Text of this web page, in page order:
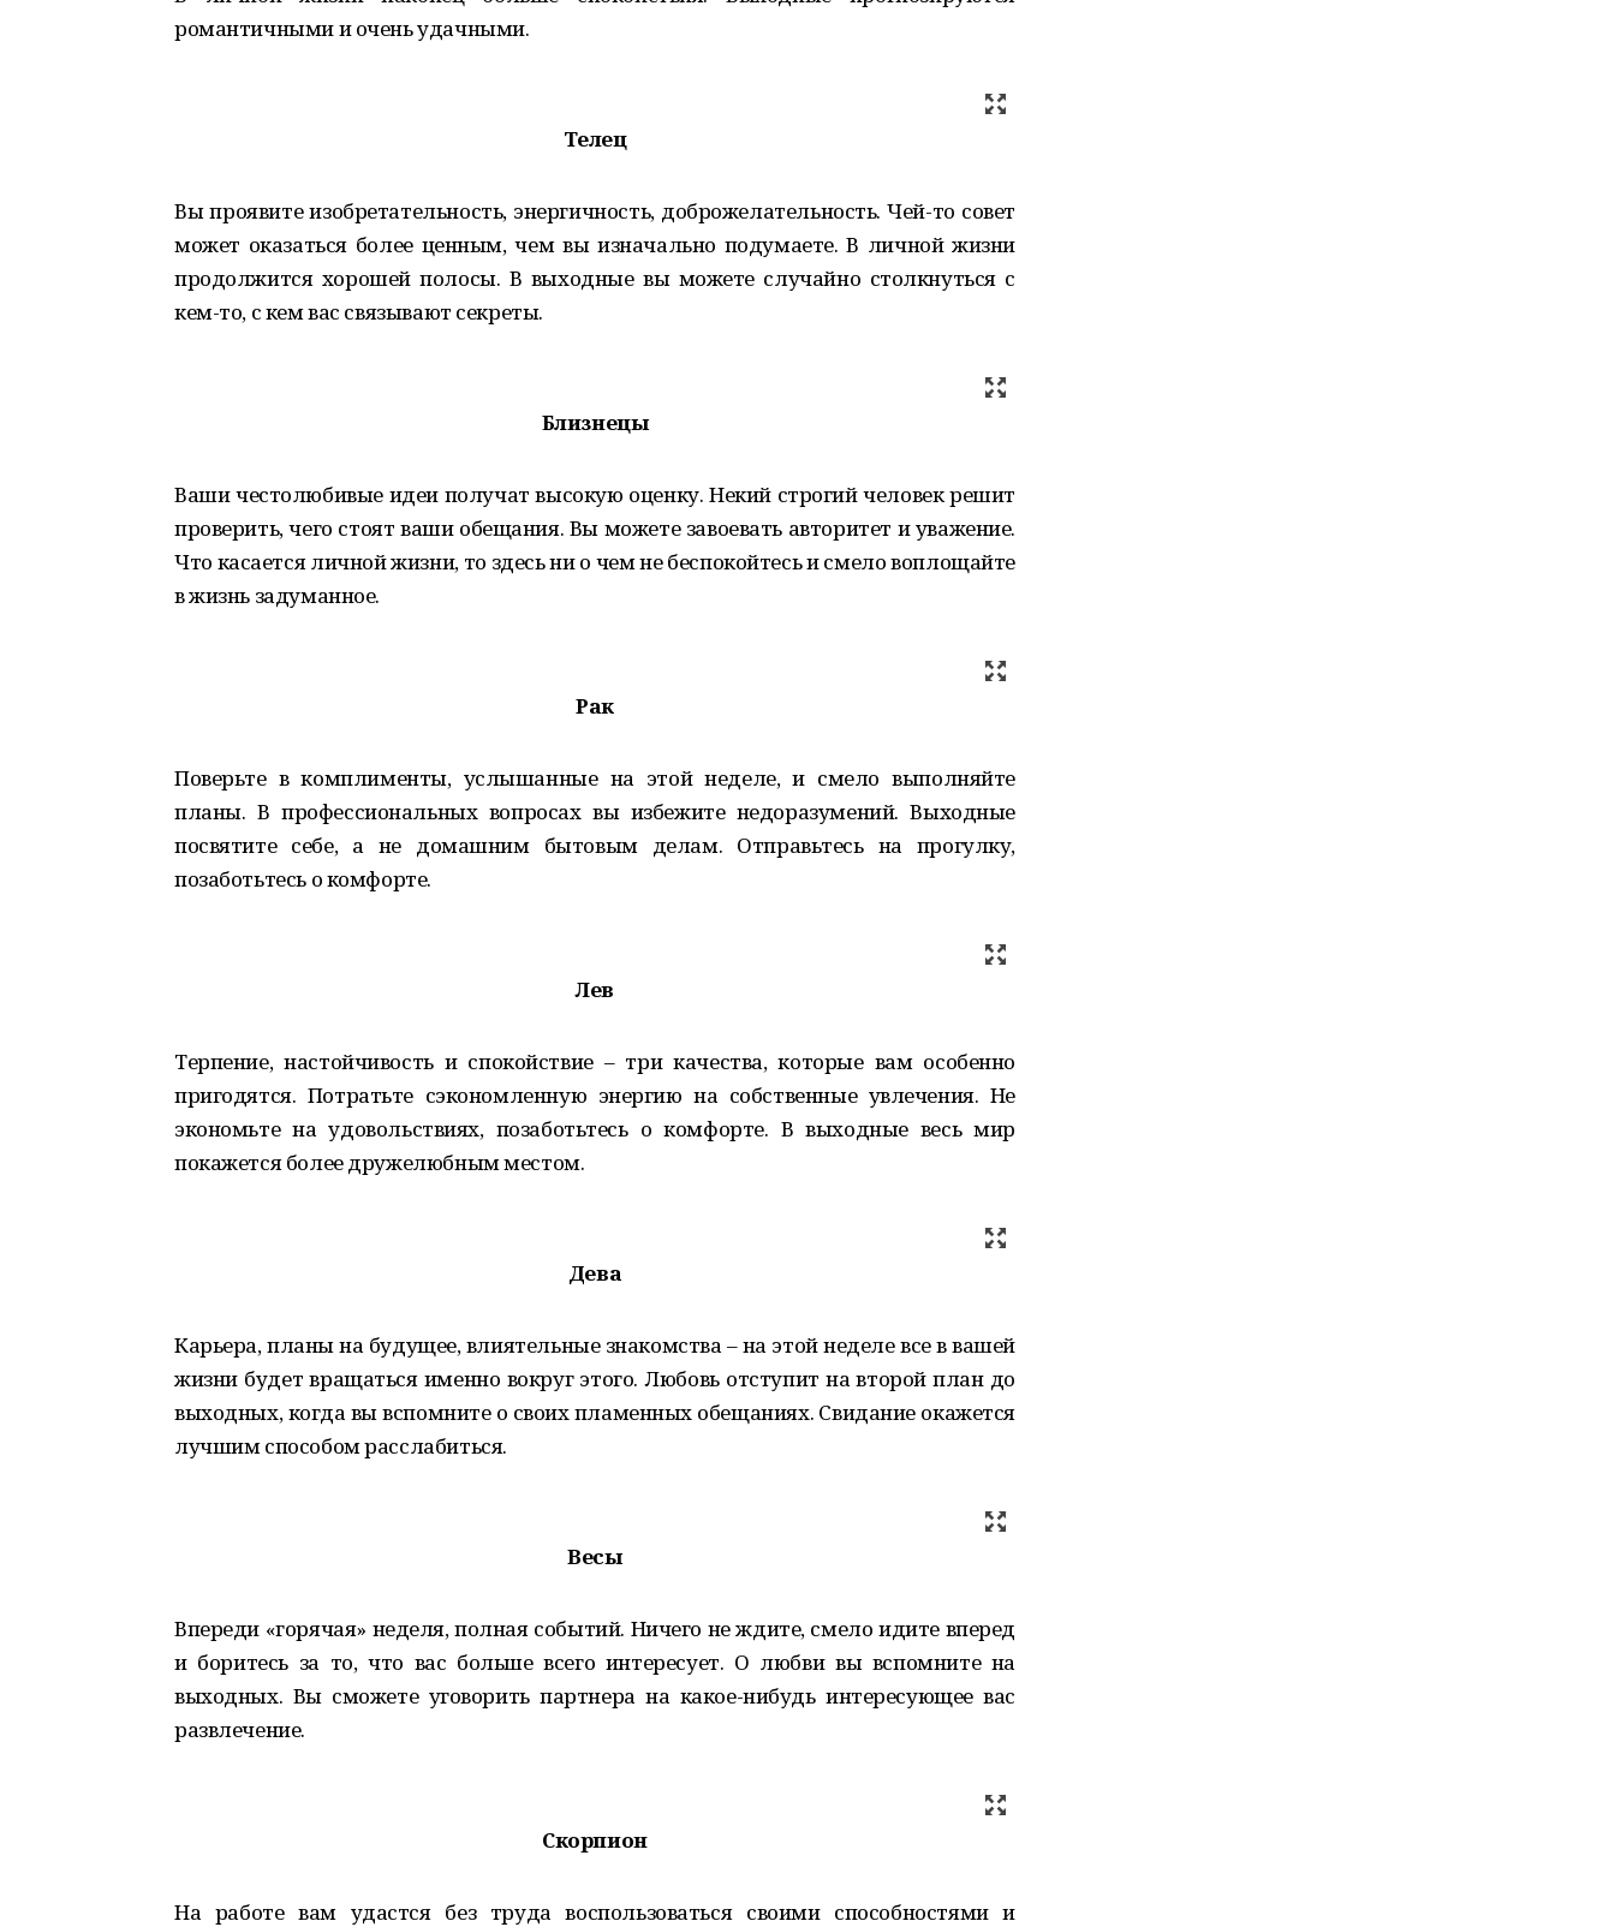
романтичными и очень удачными.
Телец
Вы проявите изобретательность, энергичность, доброжелательность. Чей-то совет
может оказаться более ценным, чем вы изначально подумаете. В личной жизни
продолжится хорошей полосы. В выходные вы можете случайно столкнуться с
кем-то, с кем вас связывают секреты.
Близнецы
Ваши честолюбивые идеи получат высокую оценку. Некий строгий человек решит
проверить, чего стоят ваши обещания. Вы можете завоевать авторитет и уважение.
Что касается личной жизни, то здесь ни о чем не беспокойтесь и смело воплощайте
в жизнь задуманное.
Рак
Поверьте в комплименты, услышанные на этой неделе, и смело выполняйте
планы. В профессиональных вопросах вы избежите недоразумений. Выходные
посвятите себе, а не домашним бытовым делам. Отправьтесь на прогулку,
позаботьтесь о комфорте.
Лев
Терпение, настойчивость и спокойствие – три качества, которые вам особенно
пригодятся. Потратьте сэкономленную энергию на собственные увлечения. Не
экономьте на удовольствиях, позаботьтесь о комфорте. В выходные весь мир
покажется более дружелюбным местом.
Дева
Карьера, планы на будущее, влиятельные знакомства – на этой неделе все в вашей
жизни будет вращаться именно вокруг этого. Любовь отступит на второй план до
выходных, когда вы вспомните о своих пламенных обещаниях. Свидание окажется
лучшим способом расслабиться.
Весы
Впереди «горячая» неделя, полная событий. Ничего не ждите, смело идите вперед
и боритесь за то, что вас больше всего интересует. О любви вы вспомните на
выходных. Вы сможете уговорить партнера на какое-нибудь интересующее вас
развлечение.
Скорпион
На работе вам удастся без труда воспользоваться своими способностями и